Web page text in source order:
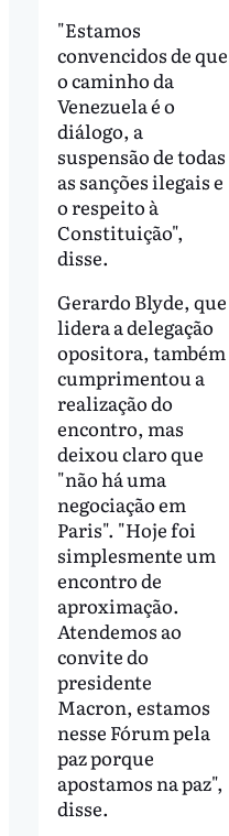
"Estamos
convencidos de que
o caminho da
Venezuela é o
diálogo, a
suspensão de todas
as sanções ilegais e
o respeito à
Constituição",
disse.
Gerardo Blyde, que
lidera a delegação
opositora, também
cumprimentou a
realização do
encontro, mas
deixou claro que
"não há uma
negociação em
Paris". "Hoje foi
simplesmente um
encontro de
aproximação.
Atendemos ao
convite do
presidente
Macron, estamos
nesse Fórum pela
paz porque
apostamos na paz",
disse.